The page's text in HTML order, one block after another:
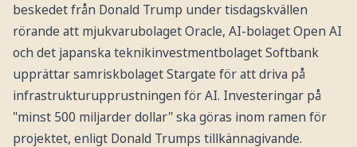
beskedet från Donald Trump under tisdagskvällen
rörande att mjukvarubolaget Oracle, AI-bolaget Open AI
och det japanska teknikinvestmentbolaget Softbank
upprättar samriskbolaget Stargate för att driva på
infrastrukturupprustningen för AI. Investeringar på
"minst 500 miljarder dollar" ska göras inom ramen för
projektet, enligt Donald Trumps tillkännagivande.